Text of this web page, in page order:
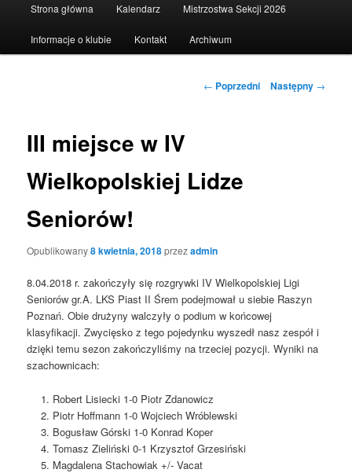
Strona główna Kalendarz Mistrzostwa Sekcji 2026
Informacje o klubie Kontakt Archiwum
Nawigacja
← Poprzedni Następny →
III miejsce w IV
Wielkopolskiej Lidze
Seniorów!
Opublikowany8 kwietnia, 2018przezadmin
8.04.2018 r. zakończyły się rozgrywki IV Wielkopolskiej Ligi
Seniorów gr.A. LKS Piast II Śrem podejmował u siebie Raszyn
Poznań. Obie drużyny walczyły o podium w końcowej
klasyfikacji. Zwycięsko z tego pojedynku wyszedł nasz zespół i
dzięki temu sezon zakończyliśmy na trzeciej pozycji. Wyniki na
szachownicach:
Robert Lisiecki 1-0 Piotr Zdanowicz
Piotr Hoffmann 1-0 Wojciech Wróblewski
Bogusław Górski 1-0 Konrad Koper
Tomasz Zieliński 0-1 Krzysztof Grzesiński
Magdalena Stachowiak +/- Vacat